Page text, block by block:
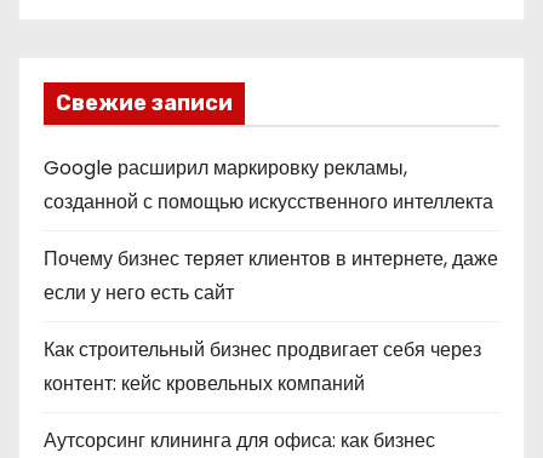
Свежие записи
Google расширил маркировку рекламы,
созданной с помощью искусственного интеллекта
Почему бизнес теряет клиентов в интернете, даже
если у него есть сайт
Как строительный бизнес продвигает себя через
контент: кейс кровельных компаний
Аутсорсинг клининга для офиса: как бизнес